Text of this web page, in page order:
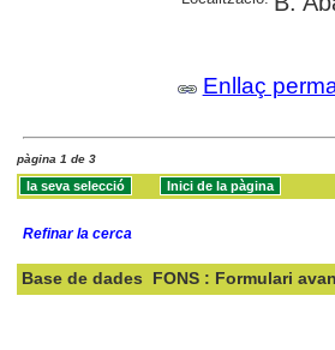
Enllaç
pàgina 1 de 3
Refinar la cerca
Base de dades FONS : Formulari